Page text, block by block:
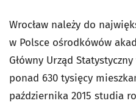
Wrocław należy do
w Polsce ośrodkówów
Główny Urząd
ponad 630 tysięcy
października 2015 studia